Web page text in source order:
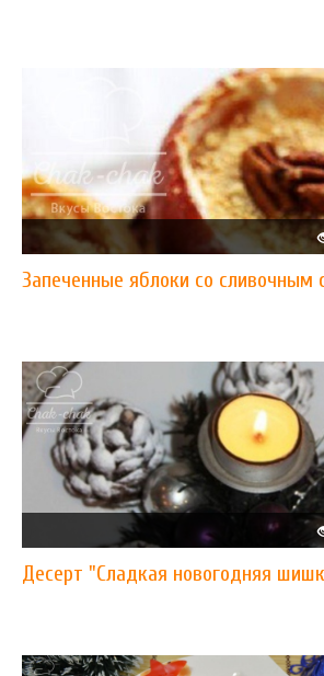
Запеченные яблоки со сливочным
Десерт "Сладкая новогодняя